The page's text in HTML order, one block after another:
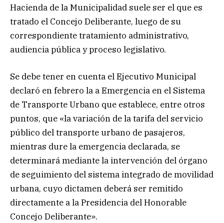
Hacienda de la Municipalidad suele ser el que es
tratado el Concejo Deliberante, luego de su
correspondiente tratamiento administrativo,
audiencia pública y proceso legislativo.
Se debe tener en cuenta el Ejecutivo Municipal
declaró en febrero la a Emergencia en el Sistema
de Transporte Urbano que establece, entre otros
puntos, que «la variación de la tarifa del servicio
público del transporte urbano de pasajeros,
mientras dure la emergencia declarada, se
determinará mediante la intervención del órgano
de seguimiento del sistema integrado de movilidad
urbana, cuyo dictamen deberá ser remitido
directamente a la Presidencia del Honorable
Concejo Deliberante».